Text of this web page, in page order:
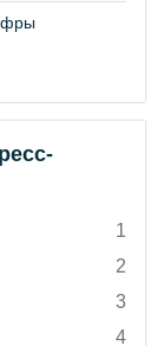
1
2
3
4